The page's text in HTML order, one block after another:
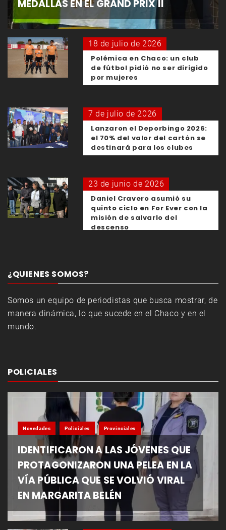
MEDALLAS EN EL GRAND PRIX II
18 de julio de 2026
Polémica en Chaco: un club
de fútbol pidió no ser dirigido
por mujeres
7 de julio de 2026
Lanzaron el Deporbingo 2026:
el 70% del valor del cartón se
destinará para los clubes
23 de junio de 2026
Daniel Cravero asumió su
quinto ciclo en For Ever con la
misión de salvarlo del
descenso
¿QUIENES SOMOS?
Somos un equipo de periodistas que busca mostrar, de
manera dinámica, lo que sucede en el Chaco y en el
mundo.
POLICIALES
Novedades Policiales Provinciales
IDENTIFICARON A LAS JÓVENES QUE
PROTAGONIZARON UNA PELEA EN LA
VÍA PÚBLICA QUE SE VOLVIÓ VIRAL
EN MARGARITA BELÉN